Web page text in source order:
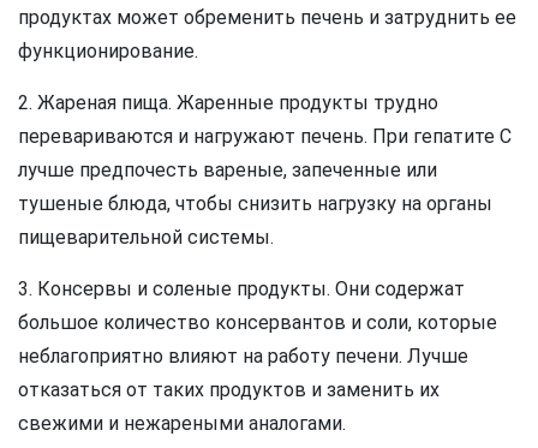
продуктах может обременить печень и затруднить ее
функционирование.
2. Жареная пища. Жаренные продукты трудно
перевариваются и нагружают печень. При гепатите C
лучше предпочесть вареные, запеченные или
тушеные блюда, чтобы снизить нагрузку на органы
пищеварительной системы.
3. Консервы и соленые продукты. Они содержат
большое количество консервантов и соли, которые
неблагоприятно влияют на работу печени. Лучше
отказаться от таких продуктов и заменить их
свежими и нежареными аналогами.